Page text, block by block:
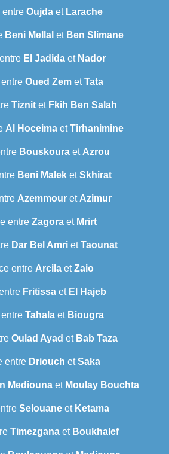
entre Oujdaet Larache
Beni Mellal et Ben Slimane
El Jadidaet Nador
Oued Zem etTata
Tiznit et Fkih Ben Salah
Al HoceimaetTirhanimine
Bouskouraet Azrou
Beni MaleketSkhirat
Azemmouret Azimur
entre Zagora et Mrirt
Dar Bel AmrietTaounat
entre ArcilaetZaio
Fritissaet El Hajeb
Tahalaet Biougra
Oulad Ayad et Bab Taza
entre Driouch etSaka
Mediounaet Moulay Bouchta
Selouane et Ketama
Timezganaet Boukhalef